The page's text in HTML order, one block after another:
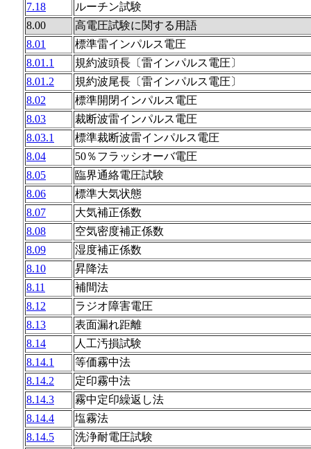
7.18
ルーチン試験
8.00
高電圧試験に関する用語
8.01
標準雷インパルス電圧
8.01.1
規約波頭長〔雷インパルス電圧〕
8.01.2
規約波尾長〔雷インパルス電圧〕
8.02
標準開閉インパルス電圧
8.03
裁断波雷インパルス電圧
8.03.1
標準裁断波雷インパルス電圧
8.04
50％フラッシオーバ電圧
8.05
臨界通絡電圧試験
8.06
標準大気状態
8.07
大気補正係数
8.08
空気密度補正係数
8.09
湿度補正係数
8.10
昇降法
8.11
補間法
8.12
ラジオ障害電圧
8.13
表面漏れ距離
8.14
人工汚損試験
8.14.1
等価霧中法
8.14.2
定印霧中法
8.14.3
霧中定印繰返し法
8.14.4
塩霧法
8.14.5
洗浄耐電圧試験